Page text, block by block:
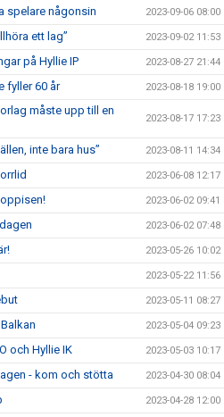
spelare någonsin 2023-09-06 08:00
ett lag” 2023-09-02 11:53
på Hyllie IP 2023-08-27 21:44
fyller 60 år 2023-08-18 19:00
måste upp till en
2023-08-17 17:23
inte bara hus” 2023-08-11 14:34
2023-06-08 12:17
2023-06-02 09:41
2023-06-02 07:48
2023-05-26 10:02
2023-05-22 11:56
2023-05-11 08:27
2023-05-04 09:23
och Hyllie IK 2023-05-03 10:17
- kom och stötta 2023-04-30 08:04
2023-04-28 12:00